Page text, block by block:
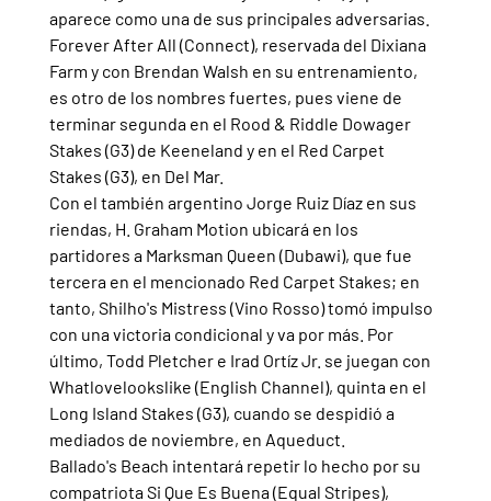
aparece como una de sus principales adversarias.
Forever After All (Connect), reservada del Dixiana
Farm y con Brendan Walsh en su entrenamiento,
es otro de los nombres fuertes, pues viene de
terminar segunda en el Rood & Riddle Dowager
Stakes (G3) de Keeneland y en el Red Carpet
Stakes (G3), en Del Mar.
Con el también argentino Jorge Ruiz Díaz en sus
riendas, H. Graham Motion ubicará en los
partidores a Marksman Queen (Dubawi), que fue
tercera en el mencionado Red Carpet Stakes; en
tanto, Shilho's Mistress (Vino Rosso) tomó impulso
con una victoria condicional y va por más. Por
último, Todd Pletcher e Irad Ortíz Jr. se juegan con
Whatlovelookslike (English Channel), quinta en el
Long Island Stakes (G3), cuando se despidió a
mediados de noviembre, en Aqueduct.
Ballado's Beach intentará repetir lo hecho por su
compatriota Si Que Es Buena (Equal Stripes),